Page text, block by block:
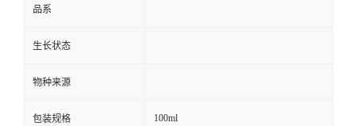
品系
生长状态
物种来源
包装规格 100ml